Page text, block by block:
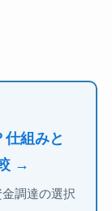
仕組みと
→
調達の選択